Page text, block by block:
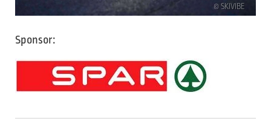
© SKIVIBE
Sponsor: